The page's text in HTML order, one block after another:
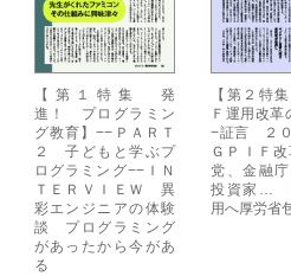
【第１特集 発
進！ プログラミン
グ教育】−−ＰＡＲＴ
２ 子どもと学ぶプ
ログラミング−−ＩＮ
ＴＥＲＶＩＥＷ 異
彩エンジニアの体験
談 プログラミング
があったから今があ
る
【第２特
Ｆ運用改革
−証言 ２
ＧＰＩＦ
党、金融
投資家…
用へ厚労省